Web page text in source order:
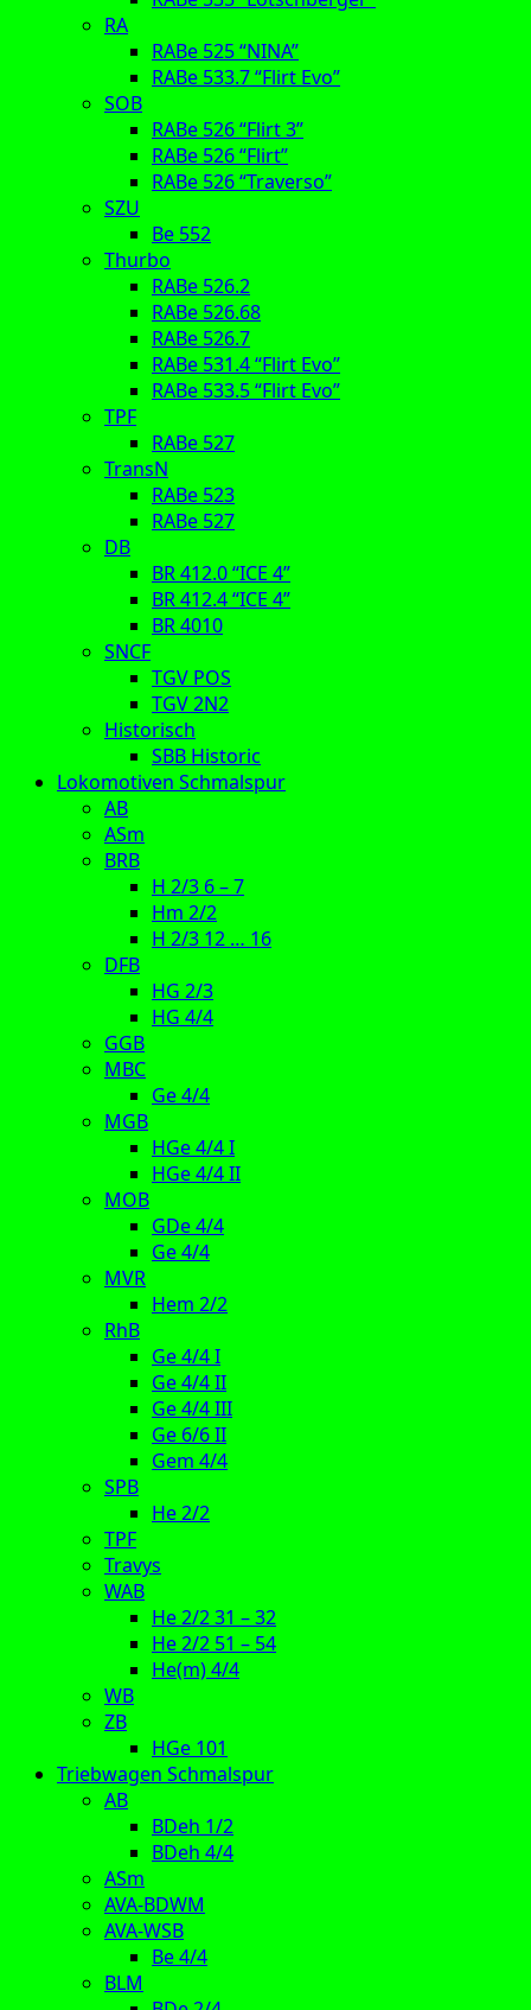
RA
RABe 525 “NINA”
RABe 533.7 “Flirt Evo”
SOB
RABe 526 “Flirt 3”
RABe 526 “Flirt”
RABe 526 “Traverso”
SZU
Be 552
Thurbo
RABe 526.2
RABe 526.68
RABe 526.7
RABe 531.4 “Flirt Evo”
RABe 533.5 “Flirt Evo”
TPF
RABe 527
TransN
RABe 523
RABe 527
DB
BR 412.0 “ICE 4”
BR 412.4 “ICE 4”
BR 4010
SNCF
TGV POS
TGV 2N2
Historisch
SBB Historic
Lokomotiven Schmalspur
AB
ASm
BRB
H 2/3 6 – 7
Hm 2/2
H 2/3 12 … 16
DFB
HG 2/3
HG 4/4
GGB
MBC
Ge 4/4
MGB
HGe 4/4 I
HGe 4/4 II
MOB
GDe 4/4
Ge 4/4
MVR
Hem 2/2
RhB
Ge 4/4 I
Ge 4/4 II
Ge 4/4 III
Ge 6/6 II
Gem 4/4
SPB
He 2/2
TPF
Travys
WAB
He 2/2 31 – 32
He 2/2 51 – 54
He(m) 4/4
WB
ZB
HGe 101
Triebwagen Schmalspur
AB
BDeh 1/2
BDeh 4/4
ASm
AVA-BDWM
AVA-WSB
Be 4/4
BLM